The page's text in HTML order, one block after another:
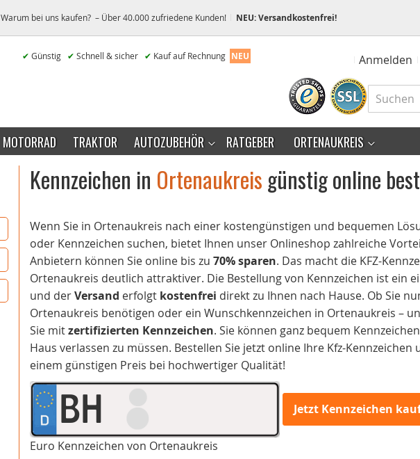
Warum bei uns kaufen? – Über 40.000 zufriedene Kunden! NEU: Versandkostenfrei!
✔ Günstig ✔ Schnell & sicher ✔ Kauf auf Rechnung NEU Anmelden
MOTORRAD TRAKTOR AUTOZUBEHÖR RATGEBER ORTENAUKREIS
Kennzeichen in Ortenaukreisgünstig online
Wenn Sie in Ortenaukreis nach einer kostengünstigen und bequemen
oder Kennzeichen suchen, bietet Ihnen unser Onlineshop zahlreiche
Anbietern können Sie online bis zu 70% sparen. Das macht die KFZ-
Ortenaukreis deutlich attraktiver. Die Bestellung von Kennzeichen ist ein
und derVersand erfolgt kostenfrei direkt zu Ihnen nach Hause. Ob Sie
Ortenaukreis benötigen oder ein Wunschkennzeichen in Ortenaukreis –
Sie mitzertifizierten Kennzeichen. Sie können ganz bequem
Haus verlassen zu müssen. Bestellen Sie jetzt online Ihre Kfz-
einem günstigen Preis bei hochwertiger Qualität!
BH Jetzt Kennzeichen
Euro Kennzeichen von Ortenaukreis